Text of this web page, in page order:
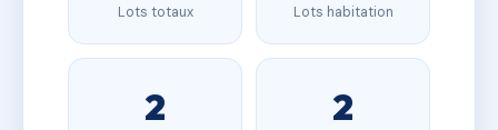
Lots totaux Lots habitation
2 2